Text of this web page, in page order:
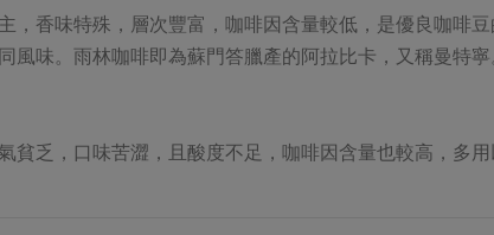
，香味特殊，層次豐富，咖啡因含量較低，是優良咖啡
風味。雨林咖啡即為蘇門答臘產的阿拉比卡，又稱曼特寧
貧乏，口味苦澀，且酸度不足，咖啡因含量也較高，多